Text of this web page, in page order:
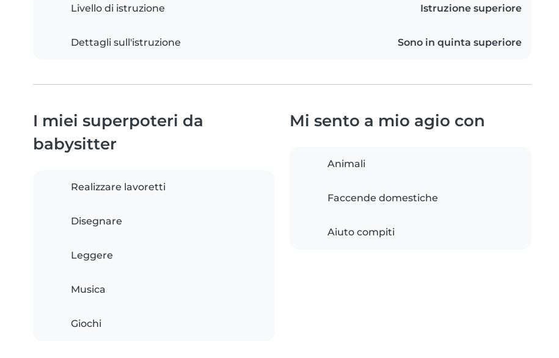
Livello di istruzione Istruzione superiore
Dettagli sull'istruzione Sono in quinta superiore
I miei superpoteri da
babysitter
Realizzare lavoretti
Disegnare
Leggere
Musica
Giochi
Mi sento a mio agio con
Animali
Faccende domestiche
Aiuto compiti